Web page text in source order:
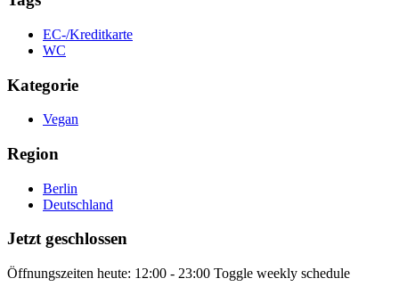
EC-/Kreditkarte
WC
Kategorie
Vegan
Region
Berlin
Deutschland
Jetzt geschlossen
Öffnungszeiten heute: 12:00 - 23:00 Toggle weekly schedule